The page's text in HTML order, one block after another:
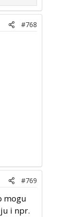
#768
#769
mogu
i npr.